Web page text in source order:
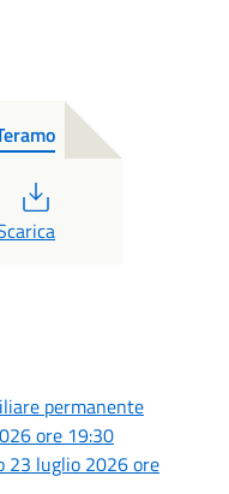
permanente
ore 19:30
23 luglio 2026 ore